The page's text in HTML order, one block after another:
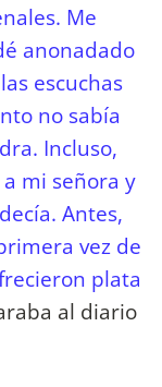
Me
anonadado
escuchas
no sabía
Incluso,
mi señora y
Antes,
vez de
plata
al diario